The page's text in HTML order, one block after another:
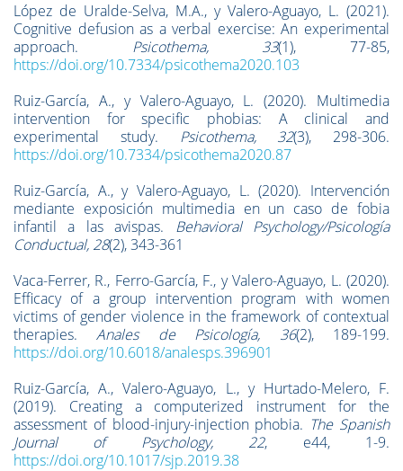
López de Uralde-Selva, M.A., y Valero-Aguayo, L. (2021).
Cognitive defusion as a verbal exercise: An experimental
approach. Psicothema, 33(1), 77-85,
https://doi.org/10.7334/psicothema2020.103
Ruiz-García, A., y Valero-Aguayo, L. (2020). Multimedia
intervention for specific phobias: A clinical and
experimental study. Psicothema, 32(3), 298-306.
https://doi.org/10.7334/psicothema2020.87
Ruiz-García, A., y Valero-Aguayo, L. (2020). Intervención
mediante exposición multimedia en un caso de fobia
infantil a las avispas. Behavioral Psychology/Psicología
Conductual, 28(2), 343-361
Vaca-Ferrer, R., Ferro-García, F., y Valero-Aguayo, L. (2020).
Efficacy of a group intervention program with women
victims of gender violence in the framework of contextual
therapies.Anales de Psicología, 36(2), 189-199.
https://doi.org/10.6018/analesps.396901
Ruiz-García, A., Valero-Aguayo, L., y Hurtado-Melero, F.
(2019). Creating a computerized instrument for the
assessment of blood-injury-injection phobia. The Spanish
Journal of Psychology, 22, e44, 1-9.
https://doi.org/10.1017/sjp.2019.38